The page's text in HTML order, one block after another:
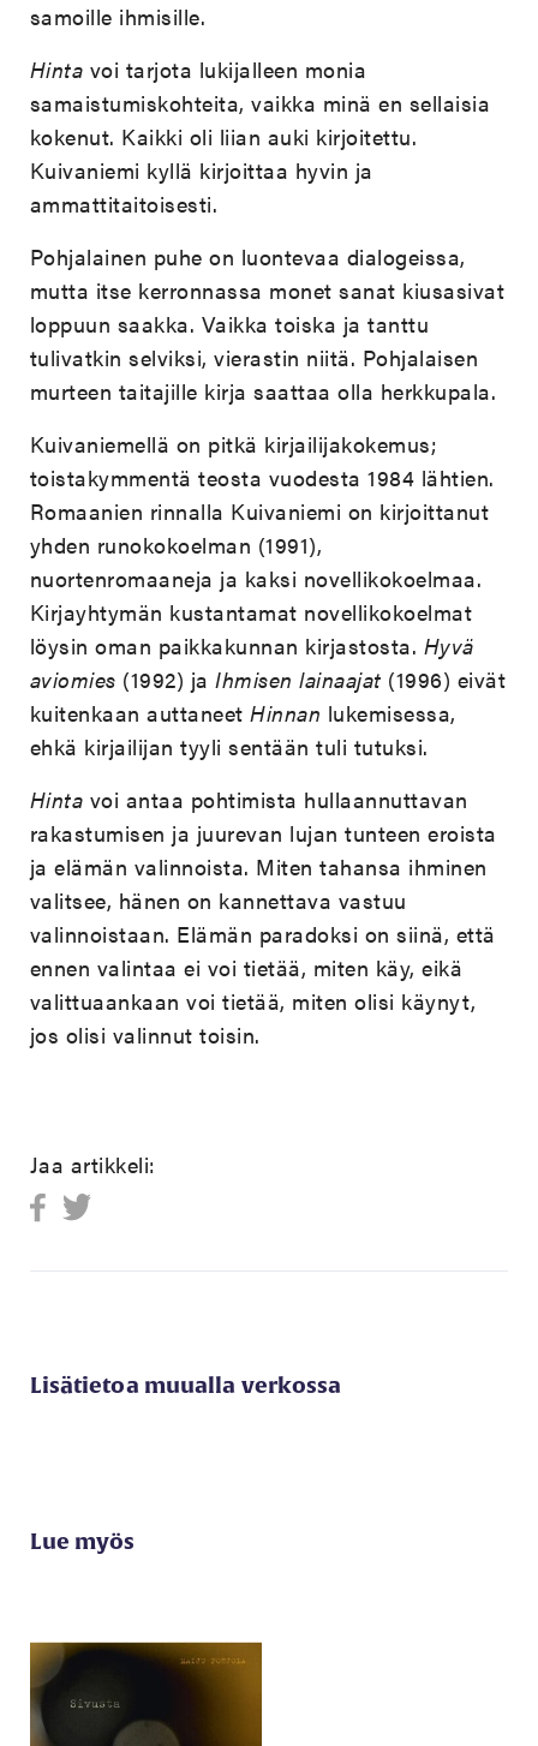
samoille ihmisille.
Hinta voi tarjota lukijalleen monia
samaistumiskohteita, vaikka minä en sellaisia
kokenut. Kaikki oli liian auki kirjoitettu.
Kuivaniemi kyllä kirjoittaa hyvin ja
ammattitaitoisesti.
Pohjalainen puhe on luontevaa dialogeissa,
mutta itse kerronnassa monet sanat kiusasivat
loppuun saakka. Vaikka toiska ja tanttu
tulivatkin selviksi, vierastin niitä. Pohjalaisen
murteen taitajille kirja saattaa olla herkkupala.
Kuivaniemellä on pitkä kirjailijakokemus;
toistakymmentä teosta vuodesta 1984 lähtien.
Romaanien rinnalla Kuivaniemi on kirjoittanut
yhden runokokoelman (1991),
nuortenromaaneja ja kaksi novellikokoelmaa.
Kirjayhtymän kustantamat novellikokoelmat
löysin oman paikkakunnan kirjastosta. Hyvä
aviomies (1992) jaIhmisen lainaajat (1996) eivät
kuitenkaan auttaneetHinnan lukemisessa,
ehkä kirjailijan tyyli sentään tuli tutuksi.
Hinta voi antaa pohtimista hullaannuttavan
rakastumisen ja juurevan lujan tunteen eroista
ja elämän valinnoista. Miten tahansa ihminen
valitsee, hänen on kannettava vastuu
valinnoistaan. Elämän paradoksi on siinä, että
ennen valintaa ei voi tietää, miten käy, eikä
valittuaankaan voi tietää, miten olisi käynyt,
jos olisi valinnut toisin.
Jaa artikkeli:
Lisätietoa muualla verkossa
Lue myös